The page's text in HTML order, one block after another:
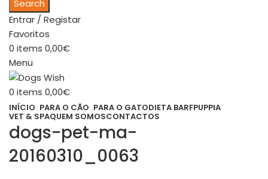
Search
Entrar / Registar
Favoritos
0 items 0,00€
Menu
0 items 0,00€
INÍCIO PARA O CÃO PARA O GATODIETA BARFPUPPIA
VET & SPAQUEM SOMOSCONTACTOS
dogs-pet-ma-
20160310_0063